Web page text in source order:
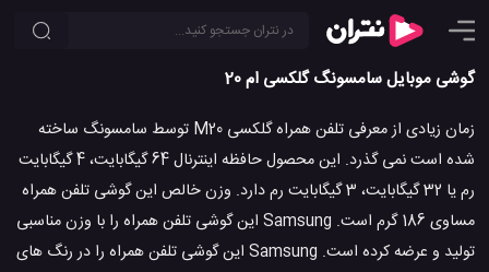
گوشی موبایل سامسونگ گلکسی ام 20
زمان زیادی از معرفی تلفن همراه گلکسی M20 توسط سامسونگ ساخته
شده است نمی گذرد. این محصول حافظه اینترنال 64 گیگابایت، 4 گیگابایت
رم یا 32 گیگابایت، 3 گیگابایت رم دارد. وزن خالص این گوشی تلفن همراه
مساوی 186 گرم است. Samsung این گوشی تلفن همراه را با وزن مناسبی
تولید و عرضه کرده است. Samsung این گوشی تلفن همراه را در رنگ های